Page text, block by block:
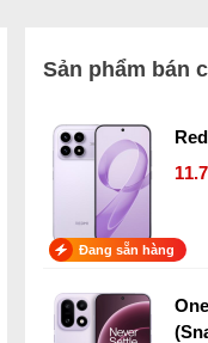
Sản phẩm bán
Đang sẵn hàng